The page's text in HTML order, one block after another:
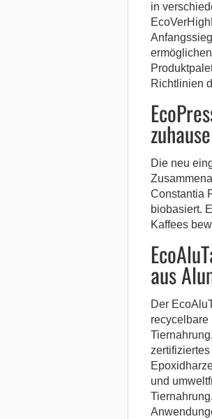
in
Richtlinien
zuhause
Die neu
Constantia
biobasiert.
Kaffees
aus
Der
recycelbare
und